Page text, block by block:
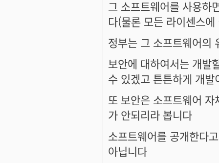
그 소프트웨어를 사용하
다(물론 모든 라이센스
정부는 그 소프트웨어의
보안에 대하여서는 개발
수 있겠고 튼튼하게 개발
또 보안은 소프트웨어
가 안되리라 봅니다
소프트웨어를 공개한다
아닙니다